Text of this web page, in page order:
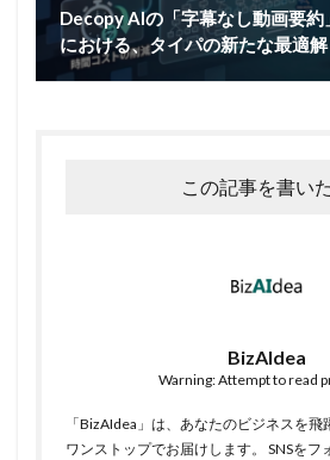
Decopy AIの「字幕なし動画要約
における、タイパの新たな最適解
この記事を書い
BizAIdea
Warning: Attempt to read
「BizAIdea」は、あなたのビジネスを
ワンストップでお届けします。 SNSを